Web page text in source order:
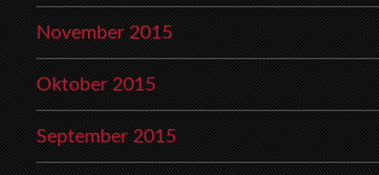
November 2015
Oktober 2015
September 2015